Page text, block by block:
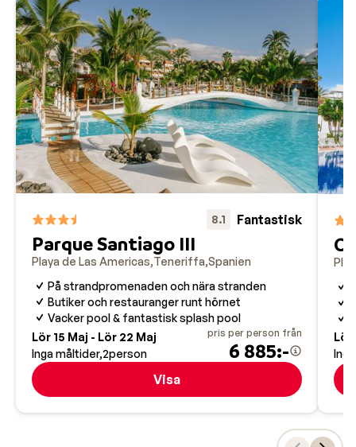
8.1 Fantastisk
Parque Santiago III
Playa de Las Americas Teneriffa Spanien
På strandpromenaden och nära stranden
Butiker och restauranger runt hörnet
Vacker pool & fantastisk splash pool
Lör 15 Maj - Lör 22 Maj
Inga måltider 2person
pris per person från
6 885:-
Visa
Lör